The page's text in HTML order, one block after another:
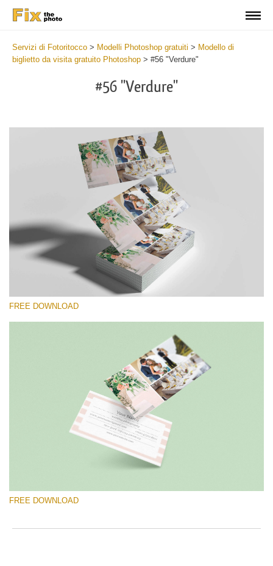
Servizi di Fotoritocco > Modelli Photoshop gratuiti > Modello di
biglietto da visita gratuito Photoshop > #56 "Verdure"
#56 "Verdure"
Si prega di Selezionare
Newborn Photography Price List
Download Gratuito
FREE DOWNLOAD
FREE DOWNLOAD